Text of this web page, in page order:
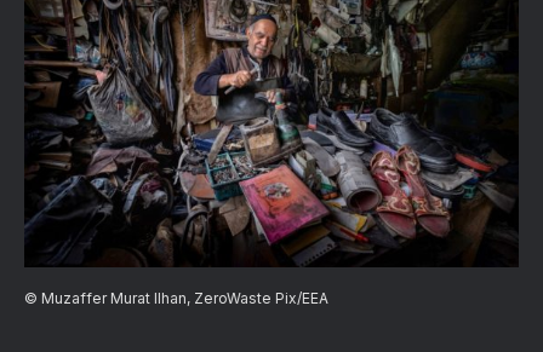
© Muzaffer Murat Ilhan, ZeroWaste Pix/EEA